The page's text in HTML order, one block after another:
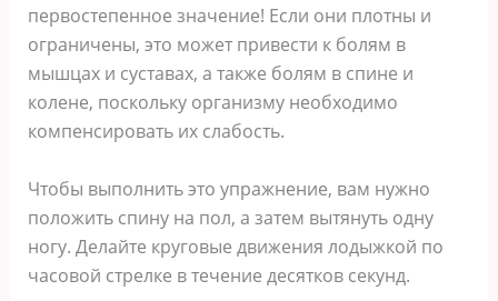
первостепенное значение! Если они плотны и
ограничены, это может привести к болям в
мышцах и суставах, а также болям в спине и
колене, поскольку организму необходимо
компенсировать их слабость.
Чтобы выполнить это упражнение, вам нужно
положить спину на пол, а затем вытянуть одну
ногу. Делайте круговые движения лодыжкой по
часовой стрелке в течение десятков секунд.